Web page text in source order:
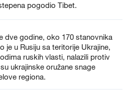
pogodio Tibet.
dve godine, oko 170 stanovnika
je u Rusiju sa teritorije Ukrajine,
ruskih vlasti, nalazili protiv
ukrajinske oružane snage
regiona.